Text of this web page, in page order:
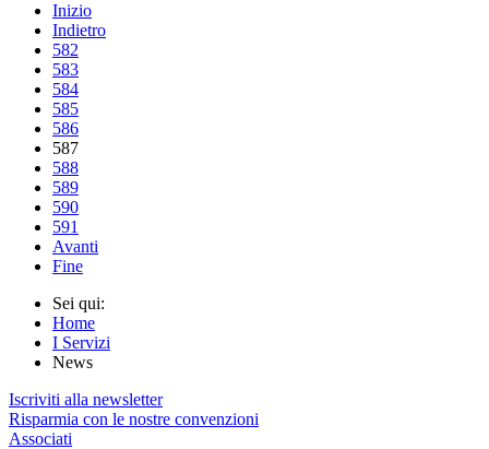
Inizio
Indietro
582
583
584
585
586
587
588
589
590
591
Avanti
Fine
Sei qui:
Home
I Servizi
News
Iscriviti alla newsletter
Risparmia con le nostre convenzioni
Associati